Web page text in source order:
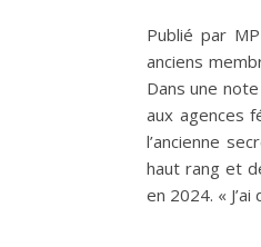
Publié par
anciens
Dans une
aux agences
l’ancienne
haut rang et
en 2024. «